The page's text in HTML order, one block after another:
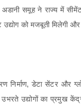
अडानी समूह ने राज्य में
को मजबूती मिलेगी
निर्माण, डेटा सेंटर और
उद्योगों का प्रमुख